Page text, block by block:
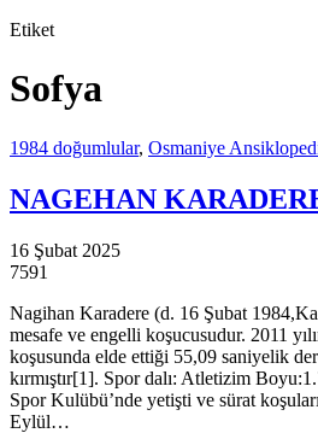
Etiket
Sofya
1984 doğumlular, Osmaniye
NAGEHAN
16 Şubat 2025
7591
Nagihan Karadere (d. 16 Şubat
mesafe ve engelli koşucusudur. 2011
koşusunda elde ettiği 55,09 saniyelik
kırmıştır[1]. Spor dalı: Atletizim
Spor Kulübü’nde yetişti ve sürat
Eylül…